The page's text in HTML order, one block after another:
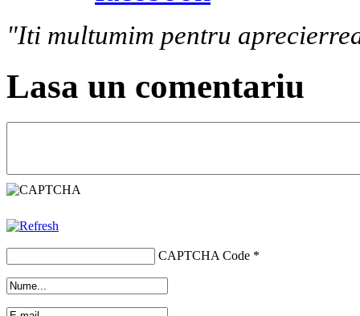
"Iti multumim pentru
Lasa un comentariu
CAPTCHA Code *